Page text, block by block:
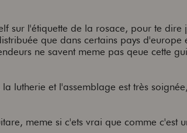
sur l'étiquette de la rosace, pour te dire
que dans certains pays d'europe
ne savent meme pas qeue cette
lutherie et l'assemblage est très
meme si c'ets vrai que comme c'est